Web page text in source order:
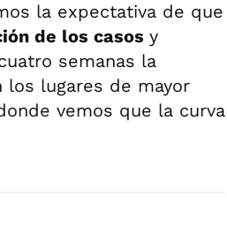
la expectativa de que
de los casos y
semanas la
lugares de mayor
vemos que la curva